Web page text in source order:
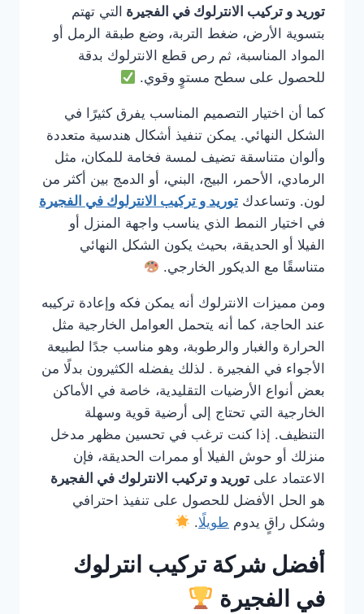
توريد و تركيب الانترلوك في الفجيرة التي تهتم
بتسوية الأرض، ضغط التربة، وضع طبقة الرمل أو
المواد المناسبة، ثم رص قطع الانترلوك بدقة
للحصول على سطح مستوٍ وقوي.
كما أن اختيار التصميم المناسب يفرق كثيرًا في
الشكل النهائي. يمكن تنفيذ أشكال هندسية متعددة
وألوان متناسقة تضيف لمسة فخامة للمكان، مثل
الرمادي، الأحمر، البيج، البني، أو الدمج بين أكثر من
لون. وتساعدك توريد و تركيب الانترلوك في الفجيرة
في اختيار النمط الذي يناسب واجهة المنزل أو
الفيلا أو الحديقة، بحيث يكون الشكل النهائي
متناسقًا مع الديكور الخارجي.
ومن مميزات الانترلوك أنه يمكن فكه وإعادة تركيبه
عند الحاجة، كما أنه يتحمل العوامل الخارجية مثل
الحرارة والغبار والرطوبة، وهو مناسب جدًا لطبيعة
الأجواء في الفجيرة . لذلك يفضله الكثيرون بدلًا من
بعض أنواع الأرضيات التقليدية، خاصة في الأماكن
الخارجية التي تحتاج إلى أرضية قوية وسهلة
التنظيف. إذا كنت ترغب في تحسين مظهر مدخل
منزلك أو حوش الفيلا أو ممرات الحديقة، فإن
الاعتماد على توريد و تركيب الانترلوك في الفجيرة
هو الحل الأفضل للحصول على تنفيذ احترافي
وشكل راقٍ يدوم طويلًا.
أفضل شركة تركيب انترلوك
في الفجيرة